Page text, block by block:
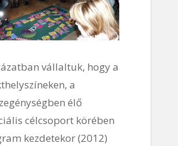
vállaltuk, hogy a
a
élő
célcsoport körében
kezdetekor (2012)